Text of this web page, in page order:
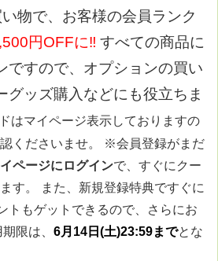
物で、お客様の会員ランク
円OFFに‼ すべての商品に
ですので、オプションの買い
グッズ購入などにも役立ちま
はマイページ表示しておりますの
くださいませ。
※会員登録がまだ
ページにログインで、すぐにクー
す。 また、新規登録特典ですぐに
トもゲットできるので、さらにお
限は、 6月14日(土)23:59までとな